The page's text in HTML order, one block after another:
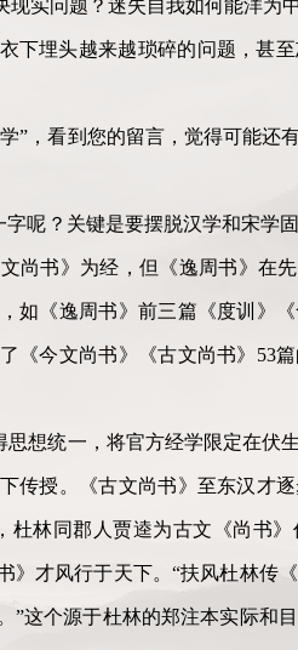
实问题？迷失自我如何能洋为
下埋头越来越琐碎的问题，甚
”，看到您的留言，觉得可能还
呢？关键是要摆脱汉学和宋学
尚书》为经，但《逸周书》在
如《逸周书》前三篇《度训》
《今文尚书》《古文尚书》53
想统一，将官方经学限定在伏
传授。《古文尚书》至东汉才
林同郡人贾逵为古文《尚书
才风行于天下。“扶风杜林传
这个源于杜林的郑注本实际和